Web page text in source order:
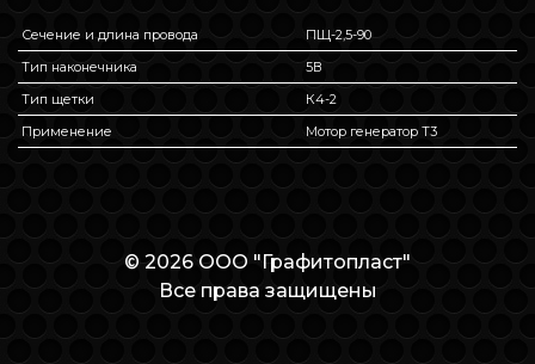
Сечение и длина провода
ПЩ-2,5-90
Тип наконечника
5В
Тип щетки
К4-2
Применение
Мотор генератор Т3
© 2026 ООО "Графитопласт"
Все права защищены